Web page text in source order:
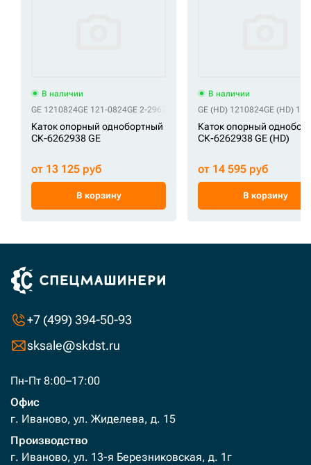
В наличии
GE 1210824GE 121-0824GE 2-2967 GE 3104912GE 310-4912GE 5802303
Каток опорный однобортный
СК-6262938 GE
от 13 125 руб
В корзину
В наличии
GE (HD) 1210824GE (HD)
Каток опорный
СК-6262938 GE (HD)
от 14 595 руб
В корзину
+7 (499) 394-50-93
sksale@skdst.ru
Пн-Пт 8:00–17:00
Офис
г. Иваново, ул. Жиделева, д. 15
Производство
г. Иваново, ул. 13-я Березниковская, д. 1г